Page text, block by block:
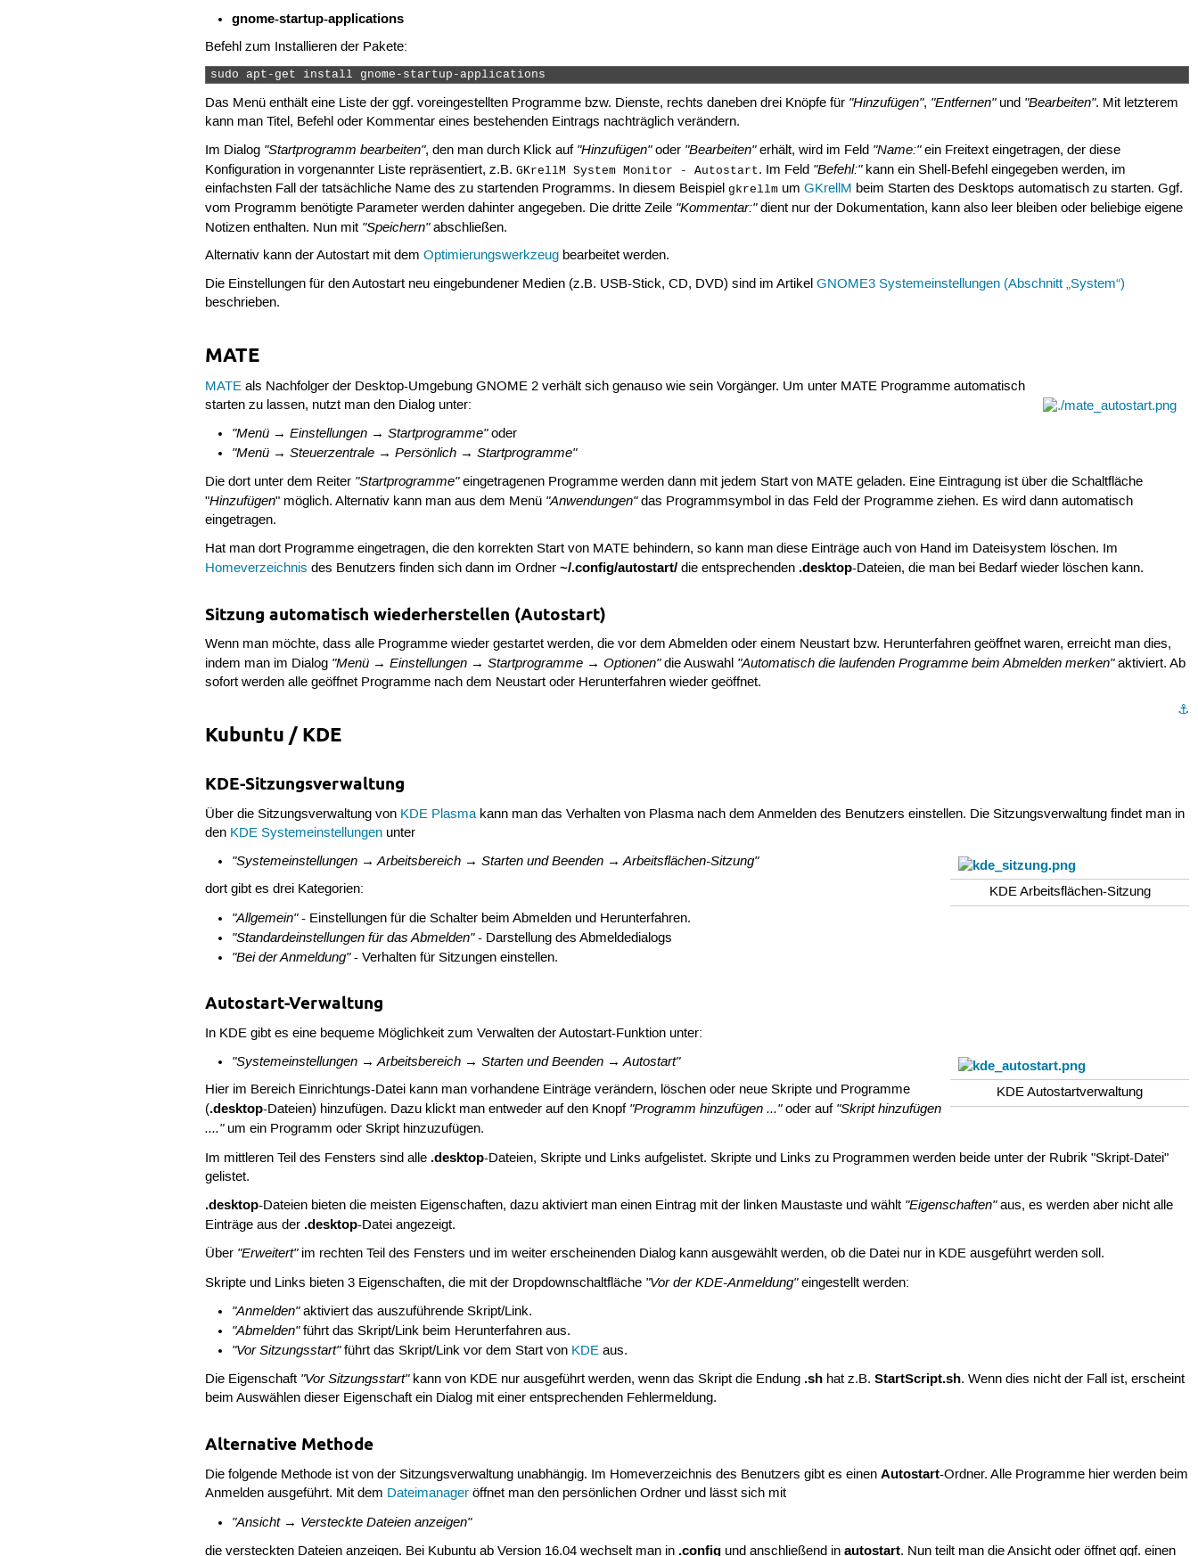
gnome-startup-applications
Befehl zum Installieren der Pakete:
sudo apt-get install gnome-startup-applications
Das Menü enthält eine Liste der ggf. voreingestellten Programme bzw. Dienste, rechts daneben drei Knöpfe für "Hinzufügen", "Entfernen"und "Bearbeiten". Mit letzterem
kann man Titel, Befehl oder Kommentar eines bestehenden Eintrags nachträglich verändern.
Im Dialog "Startprogramm bearbeiten", den man durch Klick auf "Hinzufügen"oder "Bearbeiten"erhält, wird im Feld "Name:"ein Freitext eingetragen, der diese
Konfiguration in vorgenannter Liste repräsentiert, z.B.GKrellM System Monitor - Autostart. Im Feld "Befehl:"kann ein Shell-Befehl eingegeben werden, im
einfachsten Fall der tatsächliche Name des zu startenden Programms. In diesem Beispiel gkrellm umGKrellM beim Starten des Desktops automatisch zu starten. Ggf.
vom Programm benötigte Parameter werden dahinter angegeben. Die dritte Zeile "Kommentar:"dient nur der Dokumentation, kann also leer bleiben oder beliebige eigene
Notizen enthalten. Nun mit "Speichern"abschließen.
Alternativ kann der Autostart mit demOptimierungswerkzeug bearbeitet werden.
Die Einstellungen für den Autostart neu eingebundener Medien (z.B. USB-Stick, CD, DVD) sind im ArtikelGNOME3 Systemeinstellungen (Abschnitt „System“)
beschrieben.
MATE
MATE als Nachfolger der Desktop-Umgebung GNOME 2 verhält sich genauso wie sein Vorgänger. Um unter MATE Programme automatisch
starten zu lassen, nutzt man den Dialog unter:
"Menü → Einstellungen → Startprogramme"oder
"Menü → Steuerzentrale → Persönlich → Startprogramme"
Die dort unter dem Reiter "Startprogramme"eingetragenen Programme werden dann mit jedem Start von MATE geladen. Eine Eintragung ist über die Schaltfläche
"Hinzufügen" möglich. Alternativ kann man aus dem Menü "Anwendungen"das Programmsymbol in das Feld der Programme ziehen. Es wird dann automatisch
eingetragen.
Hat man dort Programme eingetragen, die den korrekten Start von MATE behindern, so kann man diese Einträge auch von Hand im Dateisystem löschen. Im
Homeverzeichnis des Benutzers finden sich dann im Ordner~/.config/autostart/ die entsprechenden .desktop-Dateien, die man bei Bedarf wieder löschen kann.
Sitzung automatisch wiederherstellen (Autostart)
Wenn man möchte, dass alle Programme wieder gestartet werden, die vor dem Abmelden oder einem Neustart bzw. Herunterfahren geöffnet waren, erreicht man dies,
indem man im Dialog "Menü → Einstellungen → Startprogramme → Optionen"die Auswahl "Automatisch die laufenden Programme beim Abmelden merken"aktiviert. Ab
sofort werden alle geöffnet Programme nach dem Neustart oder Herunterfahren wieder geöffnet.
⚓︎
Kubuntu / KDE
KDE-Sitzungsverwaltung
Über die Sitzungsverwaltung von KDE Plasmakann man das Verhalten von Plasma nach dem Anmelden des Benutzers einstellen. Die Sitzungsverwaltung findet man in
den KDE Systemeinstellungen unter
KDE Arbeitsflächen-Sitzung
"Systemeinstellungen → Arbeitsbereich → Starten und Beenden → Arbeitsflächen-Sitzung"
dort gibt es drei Kategorien:
"Allgemein"- Einstellungen für die Schalter beim Abmelden und Herunterfahren.
"Standardeinstellungen für das Abmelden"- Darstellung des Abmeldedialogs
"Bei der Anmeldung"- Verhalten für Sitzungen einstellen.
Autostart-Verwaltung
In KDE gibt es eine bequeme Möglichkeit zum Verwalten der Autostart-Funktion unter:
KDE Autostartverwaltung
"Systemeinstellungen → Arbeitsbereich → Starten und Beenden → Autostart"
Hier im Bereich Einrichtungs-Datei kann man vorhandene Einträge verändern, löschen oder neue Skripte und Programme
(.desktop-Dateien) hinzufügen. Dazu klickt man entweder auf den Knopf "Programm hinzufügen ..."oder auf "Skript hinzufügen
...."um ein Programm oder Skript hinzuzufügen.
Im mittleren Teil des Fensters sind alle .desktop-Dateien, Skripte und Links aufgelistet. Skripte und Links zu Programmen werden beide unter der Rubrik "Skript-Datei"
gelistet.
.desktop-Dateien bieten die meisten Eigenschaften, dazu aktiviert man einen Eintrag mit der linken Maustaste und wählt "Eigenschaften"aus, es werden aber nicht alle
Einträge aus der .desktop-Datei angezeigt.
Über "Erweitert"im rechten Teil des Fensters und im weiter erscheinenden Dialog kann ausgewählt werden, ob die Datei nur in KDE ausgeführt werden soll.
Skripte und Links bieten 3 Eigenschaften, die mit der Dropdownschaltfläche "Vor der KDE-Anmeldung"eingestellt werden:
"Anmelden"aktiviert das auszuführende Skript/Link.
"Abmelden"führt das Skript/Link beim Herunterfahren aus.
"Vor Sitzungsstart"führt das Skript/Link vor dem Start von KDEaus.
Die Eigenschaft "Vor Sitzungsstart"kann von KDE nur ausgeführt werden, wenn das Skript die Endung .sh hat z.B.StartScript.sh. Wenn dies nicht der Fall ist, erscheint
beim Auswählen dieser Eigenschaft ein Dialog mit einer entsprechenden Fehlermeldung.
Alternative Methode
Die folgende Methode ist von der Sitzungsverwaltung unabhängig. Im Homeverzeichnis des Benutzers gibt es einenAutostart-Ordner. Alle Programme hier werden beim
Anmelden ausgeführt. Mit dem Dateimanager öffnet man den persönlichen Ordner und lässt sich mit
"Ansicht → Versteckte Dateien anzeigen"
die versteckten Dateien anzeigen. Bei Kubuntu ab Version 16.04 wechselt man in .config und anschließend inautostart. Nun teilt man die Ansicht oder öffnet ggf. einen